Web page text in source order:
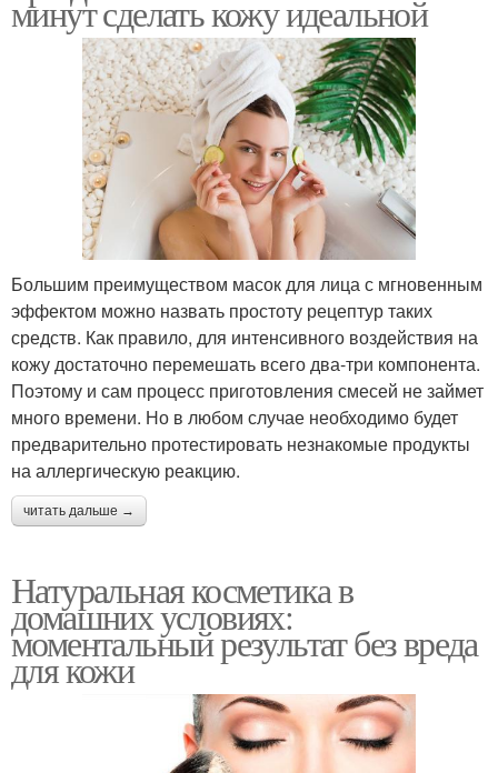
минут сделать кожу идеальной
Большим преимуществом масок для лица с мгновенным
эффектом можно назвать простоту рецептур таких
средств. Как правило, для интенсивного воздействия на
кожу достаточно перемешать всего два-три компонента.
Поэтому и сам процесс приготовления смесей не займет
много времени. Но в любом случае необходимо будет
предварительно протестировать незнакомые продукты
на аллергическую реакцию.
читать дальше →
Натуральная косметика в
домашних условиях:
моментальный результат без вреда
для кожи